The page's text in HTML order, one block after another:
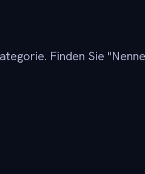
Finden Sie